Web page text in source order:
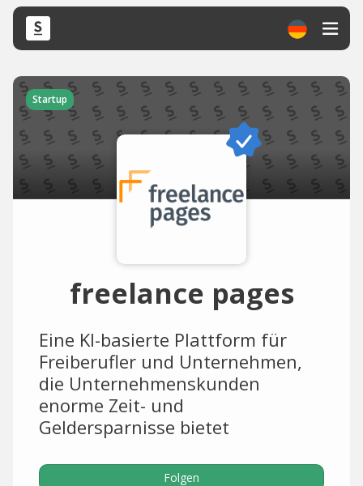
Startup
freelance pages
Eine KI-basierte Plattform für
Freiberufler und Unternehmen,
die Unternehmenskunden
enorme Zeit- und
Geldersparnisse bietet
Folgen